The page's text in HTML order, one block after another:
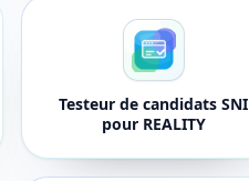
Testeur de candidats SNI
pour REALITY